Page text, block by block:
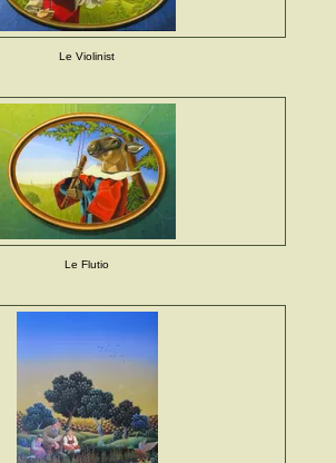
Le Violinist
Le Flutio